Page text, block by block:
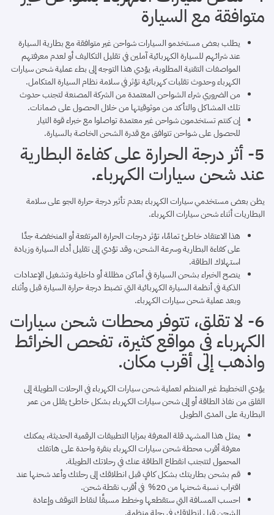
متوافقة مع السيارة
يطلب بعض مستخدمو السيارات شواحن غير متوافقة مع بطارية السيارة
عند شرائهم للسيارة الكهربائية آملين في تقليل التكاليف أو لعدم معرفتهم
المواصفات التقنية المطلوبة، يؤدي هذا التوجه إلى بطء عملية شحن سيارات
الكهرباء وحدوث تقلبات كهربائية تؤثر في سلامة نظام السيارة المتكامل.
من الضروري شراء الشواحن المعتمدة من الشركة المصنعة لتجنب حدوث
تلك المشاكل والتأكد من موثوقيتها من خلال الحصول على ضمانات.
إن كنتم تستخدمون شواحن غير معتمدة تواصلوا مع خبراء قوة التيار
للحصول على شواحن تتوافق مع قدرة الشحن الخاصة بالسيارة.
5- أثر درجة الحرارة على كفاءة البطارية
عند شحن سيارات الكهرباء.
يظن بعض مستخدمي سيارات الكهرباء بعدم تأثير درجة حرارة الجو على سلامة
البطاريات أثناء شحن سيارات الكهرباء.
هذا الاعتقاد خاطئ تمامًا، تؤثر درجات الحرارة المرتفعة أو المنخفضة جدًا
على كفاءة البطارية وسرعة الشحن، وقد تؤدي إلى تقليل أداء السيارة وزيادة
استهلاك الطاقة.
ينصح الخبراء بشحن السيارة في أماكن مظللة أو داخلية وتشغيل الإعدادات
الذكية في أنظمة السيارة الكهربائية التي تضبط درجة حرارة السيارة قبل وأثناء
وبعد عملية شحن سيارات الكهرباء.
6- لا تقلق، تتوفر محطات شحن سيارات
الكهرباء في مواقع كثيرة، تفحص الخرائط
واذهب إلى أقرب مكان.
يؤدي التخطيط غير المنظم لعملية شحن سيارات الكهرباء في الرحلات الطويلة إلى
القلق من نفاذ الطاقة أو إلى شحن سيارات الكهرباء بشكل خاطئ يقلل من عمر
البطارية على المدى الطويل
يمثل هذا المشهد قلة المعرفة بمزايا التطبيقات الرقمية الحديثة، يمكنك
معرفة أقرب محطة شحن سيارات الكهرباء بنقرة واحدة على هاتفك
المحمول لتتجنب انقطاع الطاقة عنك في رحلاتك الطويلة.
قم بشحن بطاريتك بشكل كافٍ قبل انطلاقك إلى رحلتك وأعد شحنها عند
اقتراب نسبة شحنها من 20% في أقرب نقطة شحن.
احسب المسافة التي ستقطعها وخطط مسبقًا لنقاط التوقف وإعادة